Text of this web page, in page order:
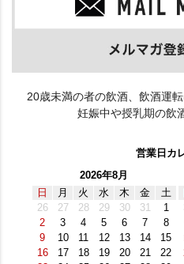
20歳未満の者の飲酒、飲酒運
妊娠中や授乳期の飲
営業日カ
2026年8月
日
月 火 水 木 金
土
26
27 28 29 30 31
1
2
3 4 5 6 7
8
9
10 11 12 13 14
15
16
17 18 19 20 21
22